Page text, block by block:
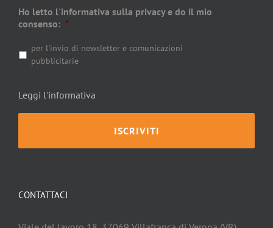
Ho letto l'informativa sulla privacy e do il mio
consenso: *
per l'invio di newsletter e comunicazioni
pubblicitarie
Leggi l'informativa
CONTATTACI